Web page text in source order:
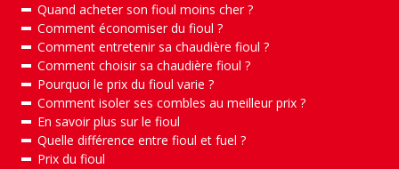
Quand acheter son fioul moins cher ?
Comment économiser du fioul ?
Comment entretenir sa chaudière fioul ?
Comment choisir sa chaudière fioul ?
Pourquoi le prix du fioul varie ?
Comment isoler ses combles au meilleur prix ?
En savoir plus sur le fioul
Quelle différence entre fioul et fuel ?
Prix du fioul